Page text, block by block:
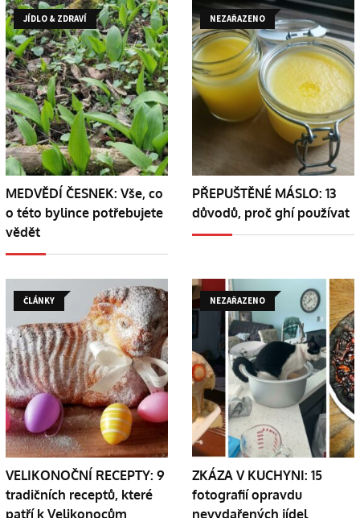
JÍDLO & ZDRAVÍ
MEDVĚDÍ ČESNEK: Vše, co
o této bylince potřebujete
vědět
NEZAŘAZENO
PŘEPUŠTĚNÉ MÁSLO: 13
důvodů, proč ghí používat
ČLÁNKY
VELIKONOČNÍ RECEPTY: 9
tradičních receptů, které
patří k Velikonocům
NEZAŘAZENO
ZKÁZA V KUCHYNI: 15
fotografií opravdu
nevydařených jídel